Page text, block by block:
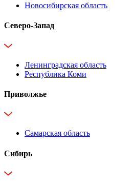
Новосибирская область
Северо-Запад
Ленинградская область
Республика Коми
Приволжье
Самарская область
Сибирь